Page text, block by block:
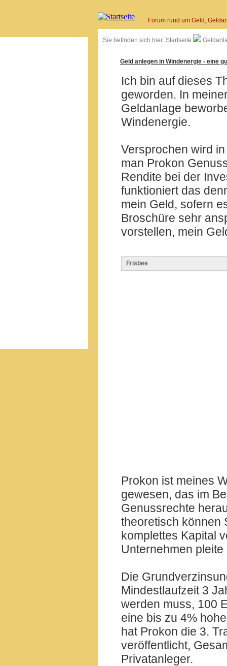
Forum rund um Geld,
Sie befinden sich hier: Startseite
Geld anlegen in Windenergie - eine
Ich bin auf dieses
geworden. In
Geldanlage
Windenergie.
Versprochen wird
man Prokon
Rendite bei der
funktioniert das
mein Geld, sofern
Broschüre sehr
vorstellen, mein
Frisbee
Prokon ist meines
gewesen, das im
Genussrechte
theoretisch können
komplettes Kapital
Unternehmen
Die
Mindestlaufzeit 3
werden muss, 100
eine bis zu 4%
hat Prokon die 3.
veröffentlicht,
Privatanleger.